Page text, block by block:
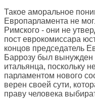
Такое аморальное
Европарламента не
Римского - они не
пост еврокомиссара
концов председатель
Баррозу был вынужден
итальянца, поскольку
парламентом нового
верен своей сути,
праву человека